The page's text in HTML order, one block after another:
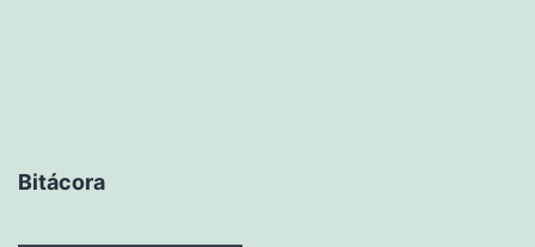
Bitácora